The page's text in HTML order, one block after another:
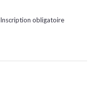
Inscription obligatoire